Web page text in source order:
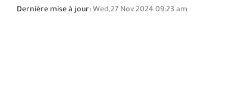
Dernière mise à jour: Wed,27 Nov 2024 09:23 am